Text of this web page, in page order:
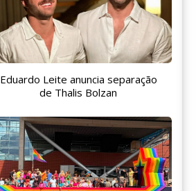
Eduardo Leite anuncia separação
de Thalis Bolzan